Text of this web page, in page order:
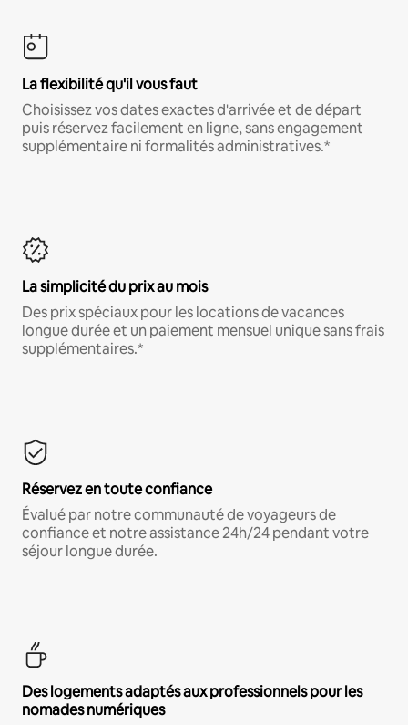
La flexibilité qu'il vous faut
Choisissez vos dates exactes d'arrivée et de départ
puis réservez facilement en ligne, sans engagement
supplémentaire ni formalités administratives.*
La simplicité du prix au mois
Des prix spéciaux pour les locations de vacances
longue durée et un paiement mensuel unique sans frais
supplémentaires.*
Réservez en toute confiance
Évalué par notre communauté de voyageurs de
confiance et notre assistance 24h/24 pendant votre
séjour longue durée.
Des logements adaptés aux professionnels pour les
nomades numériques